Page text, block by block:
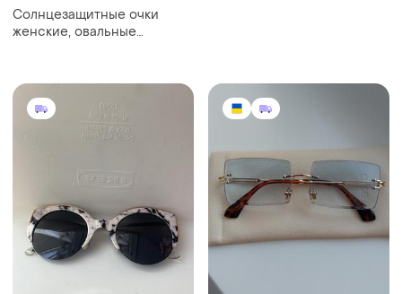
Солнцезащитные очки
женские, овальные